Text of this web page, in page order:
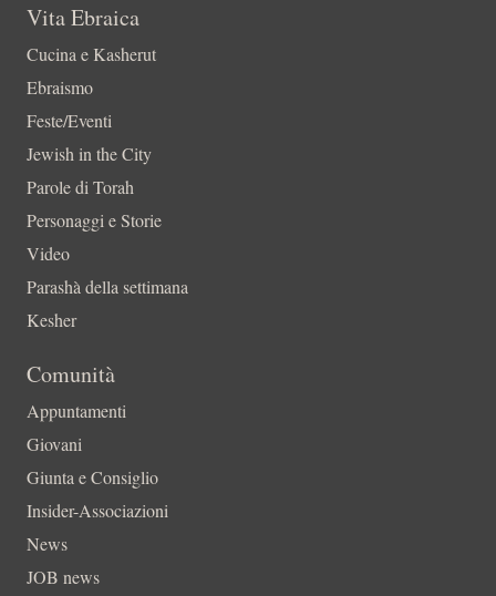
Vita Ebraica
Cucina e Kasherut
Ebraismo
Feste/Eventi
Jewish in the City
Parole di Torah
Personaggi e Storie
Video
Parashà della settimana
Kesher
Comunità
Appuntamenti
Giovani
Giunta e Consiglio
Insider-Associazioni
News
JOB news